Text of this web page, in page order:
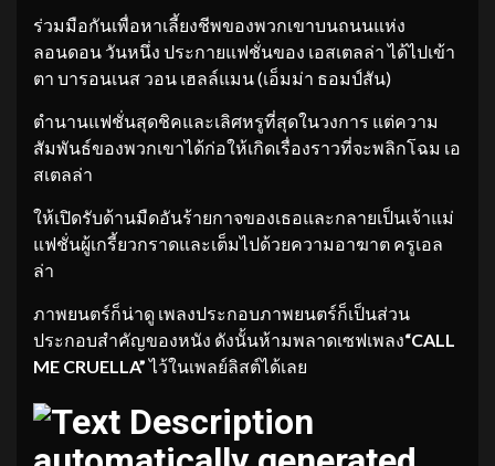
ร่วมมือกันเพื่อหาเลี้ยงชีพของพวกเขาบนถนนแห่ง
ลอนดอน วันหนึ่ง ประกายแฟชั่นของ เอสเตลล่า ได้ไปเข้า
ตา บารอนเนส วอน เฮลล์แมน (เอ็มม่า ธอมป์สัน)
ตำนานแฟชั่นสุดชิคและเลิศหรูที่สุดในวงการ แต่ความ
สัมพันธ์ของพวกเขาได้ก่อให้เกิดเรื่องราวที่จะพลิกโฉม เอ
สเตลล่า
ให้เปิดรับด้านมืดอันร้ายกาจของเธอและกลายเป็นเจ้าแม่
แฟชั่นผู้เกรี้ยวกราดและเต็มไปด้วยความอาฆาต ครูเอล
ล่า
ภาพยนตร์ก็น่าดู เพลงประกอบภาพยนตร์ก็เป็นส่วน
ประกอบสำคัญของหนัง ดังนั้นห้ามพลาดเซฟเพลง“CALL
ME CRUELLA”ไว้ในเพลย์ลิสต์ได้เลย